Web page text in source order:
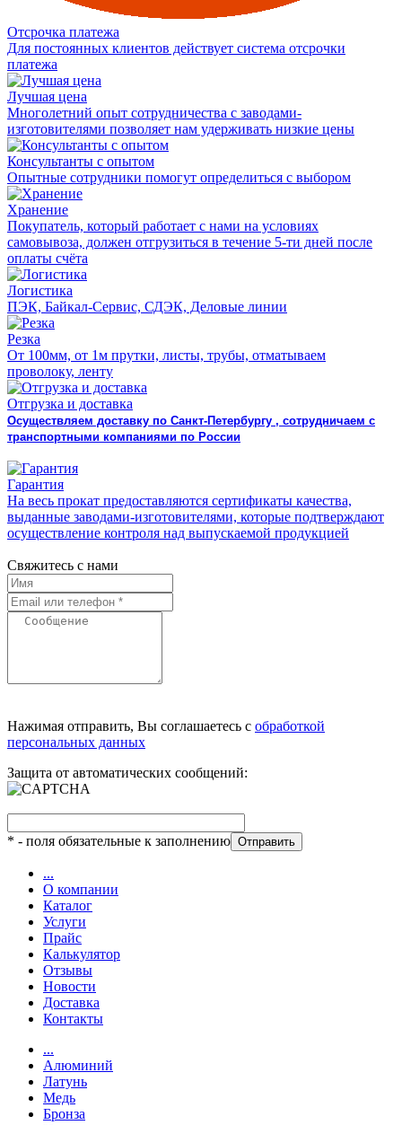
Отсрочка платежа
Для постоянных клиентов действует система отсрочки
платежа
Лучшая цена
Многолетний опыт сотрудничества с заводами-
изготовителями позволяет нам удерживать низкие цены
Консультанты с опытом
Опытные сотрудники помогут определиться с выбором
Хранение
Покупатель, который работает с нами на условиях
самовывоза, должен отгрузиться в течение 5-ти дней после
оплаты счёта
Логистика
ПЭК, Байкал-Сервис, СДЭК, Деловые линии
Резка
От 100мм, от 1м прутки, листы, трубы, отматываем
проволоку, ленту
Отгрузка и доставка
Осуществляем доставку по Санкт-Петербургу , сотрудничаем с
транспортными компаниями по России
Гарантия
На весь прокат предоставляются сертификаты качества,
выданные заводами-изготовителями, которые подтверждают
осуществление контроля над выпускаемой продукцией
Свяжитесь с нами
Нажимая отправить, Вы соглашаетесь с обработкой
персональных данных
Защита от автоматических сообщений:
* - поля обязательные к заполнению
...
О компании
Каталог
Услуги
Прайс
Калькулятор
Отзывы
Новости
Доставка
Контакты
...
Алюминий
Латунь
Медь
Бронза